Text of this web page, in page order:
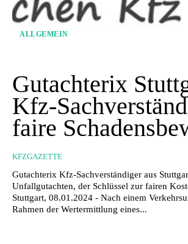
ALLGEMEIN
Gutachterix
Kfz-
faire
KFZGAZETTE
Gutachterix Kfz-Sachverständiger aus
Unfallgutachten, der Schlüssel zur fairen
Stuttgart, 08.01.2024 - Nach einem
Rahmen der Wertermittlung eines...